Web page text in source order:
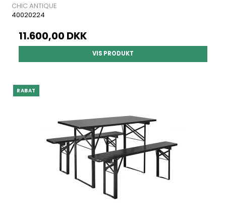
CHIC ANTIQUE
40020224
11.600,00 DKK
VIS PRODUKT
RABAT